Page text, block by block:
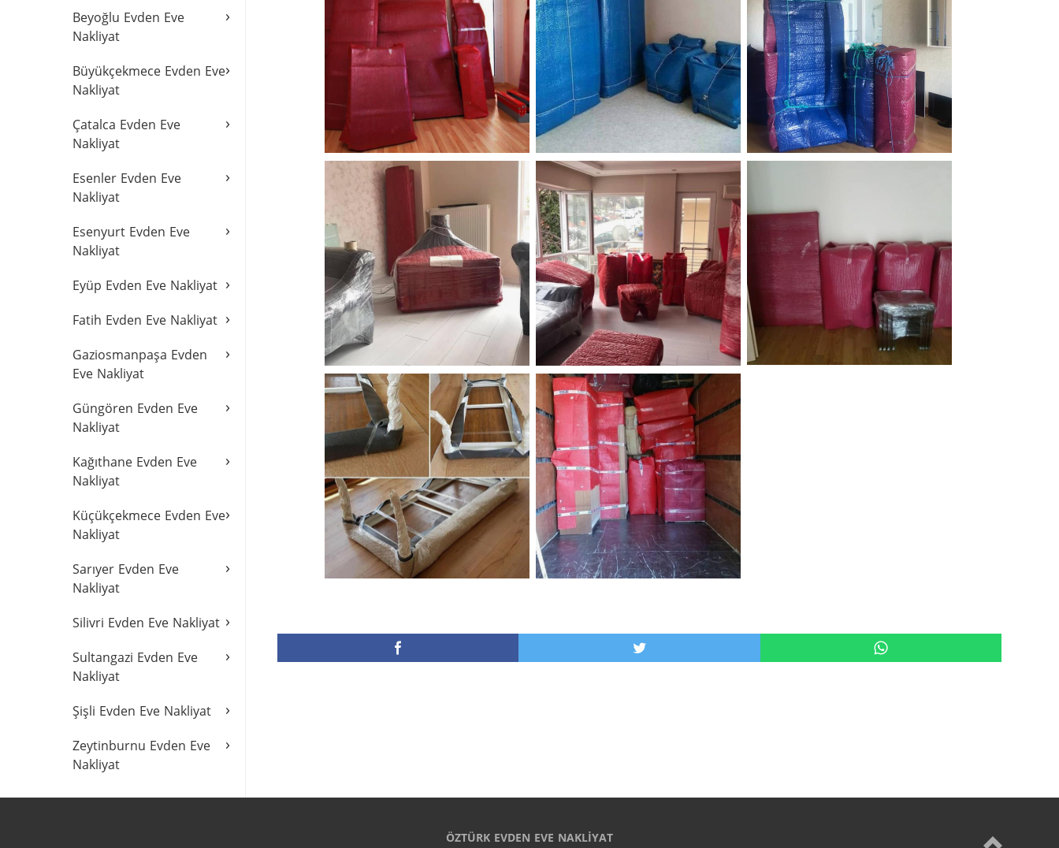
›
Beyoğlu Evden Eve
Nakliyat
›
Büyükçekmece Evden Eve
Nakliyat
›
Çatalca Evden Eve
Nakliyat
›
Esenler Evden Eve
Nakliyat
›
Esenyurt Evden Eve
Nakliyat
›
Eyüp Evden Eve Nakliyat
›
Fatih Evden Eve Nakliyat
›
Gaziosmanpaşa Evden
Eve Nakliyat
›
Güngören Evden Eve
Nakliyat
›
Kağıthane Evden Eve
Nakliyat
›
Küçükçekmece Evden Eve
Nakliyat
›
Sarıyer Evden Eve
Nakliyat
›
Silivri Evden Eve Nakliyat
›
Sultangazi Evden Eve
Nakliyat
›
Şişli Evden Eve Nakliyat
›
Zeytinburnu Evden Eve
Nakliyat
ÖZTÜRK EVDEN EVE NAKLİYAT